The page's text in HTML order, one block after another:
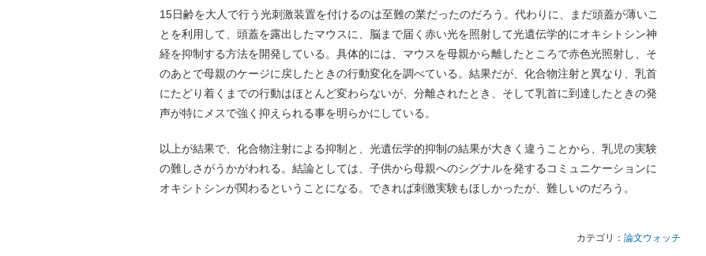
15日齢を大人で行う光刺激装置を付けるのは至難の業だったのだろう。代わりに、まだ頭蓋が薄いこ
とを利用して、頭蓋を露出したマウスに、脳まで届く赤い光を照射して光遺伝学的にオキシトシン神
経を抑制する方法を開発している。具体的には、マウスを母親から離したところで赤色光照射し、そ
のあとで母親のケージに戻したときの行動変化を調べている。結果だが、化合物注射と異なり、乳首
にたどり着くまでの行動はほとんど変わらないが、分離されたとき、そして乳首に到達したときの発
声が特にメスで強く抑えられる事を明らかにしている。
以上が結果で、化合物注射による抑制と、光遺伝学的抑制の結果が大きく違うことから、乳児の実験
の難しさがうかがわれる。結論としては、子供から母親へのシグナルを発するコミュニケーションに
オキシトシンが関わるということになる。できれば刺激実験もほしかったが、難しいのだろう。
カテゴリ： 論文ウォッチ